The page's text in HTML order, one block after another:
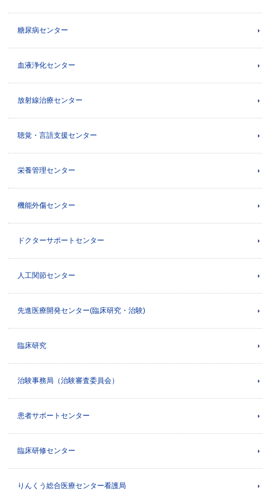
糖尿病センター
血液浄化センター
放射線治療センター
聴覚・言語支援センター
栄養管理センター
機能外傷センター
ドクターサポートセンター
人工関節センター
先進医療開発センター(臨床研究・治験)
臨床研究
治験事務局（治験審査委員会）
患者サポートセンター
臨床研修センター
りんくう総合医療センター看護局